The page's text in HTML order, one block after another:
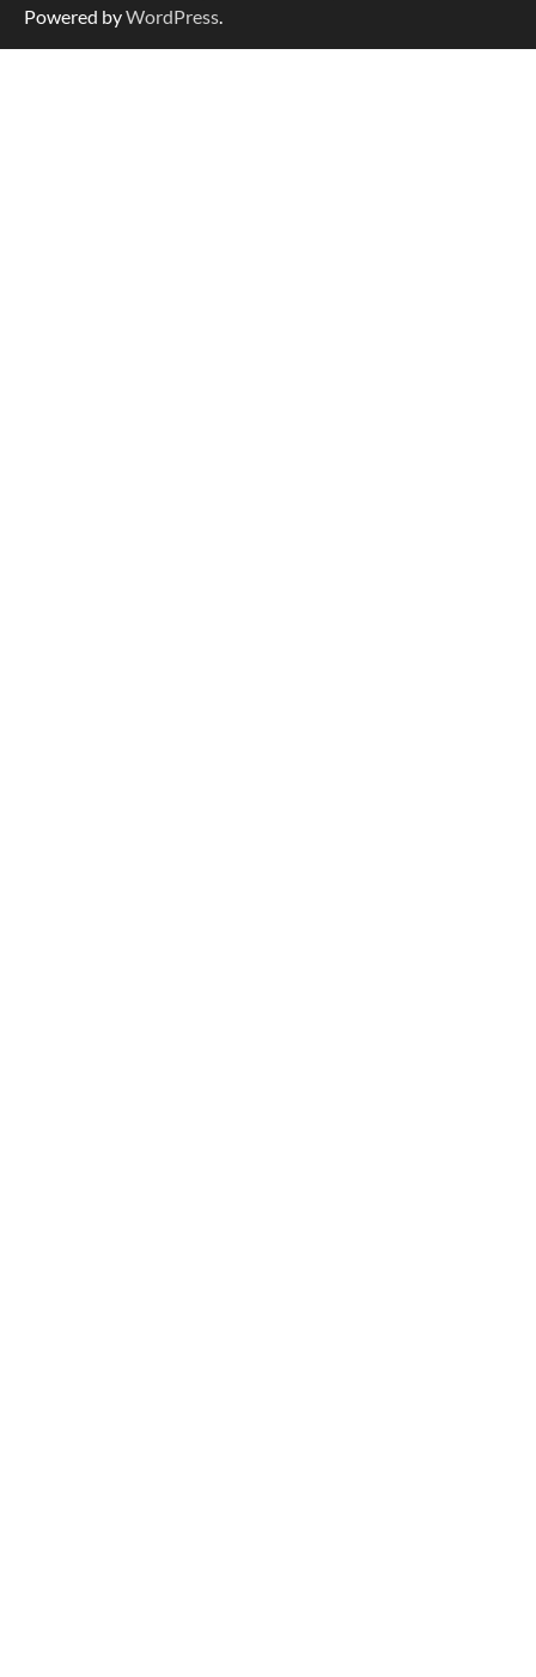
Powered byWordPress.